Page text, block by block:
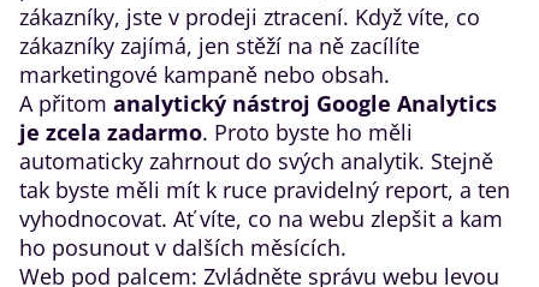
zákazníky, jste v prodeji ztracení. Když víte, co
zákazníky zajímá, jen stěží na ně zacílíte
marketingové kampaně nebo obsah.
A přitom analytický nástroj Google Analytics
je zcela zadarmo. Proto byste ho měli
automaticky zahrnout do svých analytik. Stejně
tak byste měli mít k ruce pravidelný report, a ten
vyhodnocovat. Ať víte, co na webu zlepšit a kam
ho posunout v dalších měsících.
Web pod palcem: Zvládněte správu webu levou